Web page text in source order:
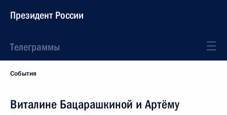
Президент России
Телеграммы
События
Виталине Бацарашкиной и Артёму